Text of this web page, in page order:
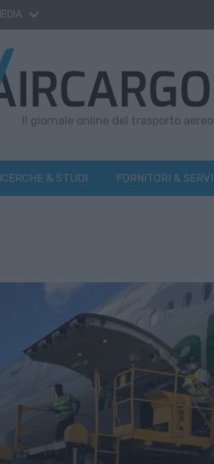
Il giornale online del trasporto
& STUDI FORNITORI &